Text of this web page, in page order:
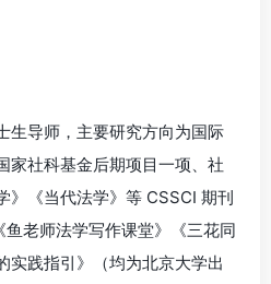
生导师，主要研究方向为国际
家社科基金后期项目一项、社
》《当代法学》等 CSSCI 期刊
老师法学写作课堂》《三花同
实践指引》（均为北京大学出